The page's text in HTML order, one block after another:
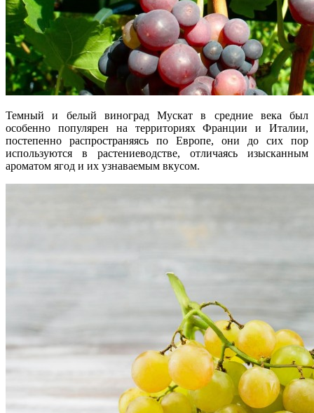
Темный и белый виноград Мускат в средние века был
особенно популярен на территориях Франции и Италии,
постепенно распространяясь по Европе, они до сих пор
используются в растениеводстве, отличаясь изысканным
ароматом ягод и их узнаваемым вкусом.